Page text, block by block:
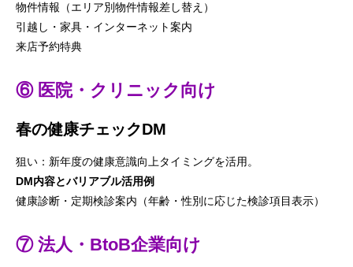
物件情報（エリア別物件情報差し替え）
引越し・家具・インターネット案内
来店予約特典
⑥ 医院・クリニック向け
春の健康チェックDM
狙い：新年度の健康意識向上タイミングを活用。
DM内容とバリアブル活用例
健康診断・定期検診案内（年齢・性別に応じた検診項目表示）
⑦ 法人・BtoB企業向け